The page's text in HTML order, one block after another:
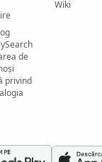
de
privind
Wiki